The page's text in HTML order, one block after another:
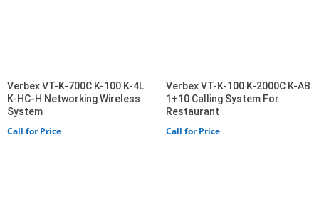
Verbex VT-K-700C K-100 K-4L
K-HC-H Networking Wireless
System
Call for Price
Verbex VT-K-100 K-2000C K-AB
1+10 Calling System For
Restaurant
Call for Price